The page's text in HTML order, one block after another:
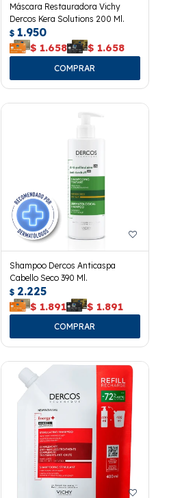
Máscara Restauradora Vichy
Dercos Kera Solutions 200 Ml.
$ 1.950
$ 1.658 $ 1.658
Shampoo Dercos Anticaspa
Cabello Seco 390 Ml.
$ 2.225
$ 1.891 $ 1.891